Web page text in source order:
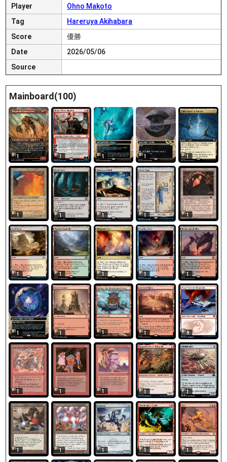
Player
Ohno Makoto
Tag
Hareruya Akihabara
Score
優勝
Date
2026/05/06
Source
Mainboard(100)
1 1 1 1 1
1 1 1 1 1
1 1 1 1 1
1 1 1 1 9
1 1 1 1 1
1 1 1 1 1